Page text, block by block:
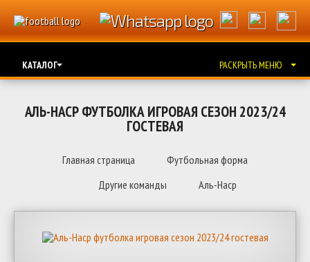
КАТАЛОГ РАСКРЫТЬ МЕНЮ
АЛЬ-НАСР ФУТБОЛКА ИГРОВАЯ СЕЗОН 2023/24
ГОСТЕВАЯ
Главная страница
Футбольная форма
Другие команды
Аль-Наср